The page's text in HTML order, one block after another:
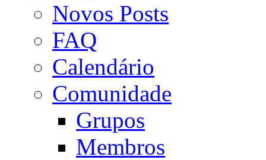
Novos Posts
FAQ
Calendário
Comunidade
Grupos
Membros